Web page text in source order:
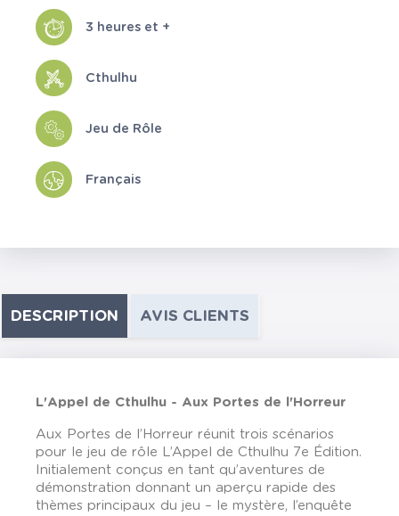
3 heures et +
Cthulhu
Jeu de Rôle
Français
DESCRIPTION AVIS CLIENTS
L'Appel de Cthulhu - Aux Portes de l'Horreur
Aux Portes de l’Horreur réunit trois scénarios
pour le jeu de rôle L’Appel de Cthulhu 7e Édition.
Initialement conçus en tant qu’aventures de
démonstration donnant un aperçu rapide des
thèmes principaux du jeu – le mystère, l’enquête